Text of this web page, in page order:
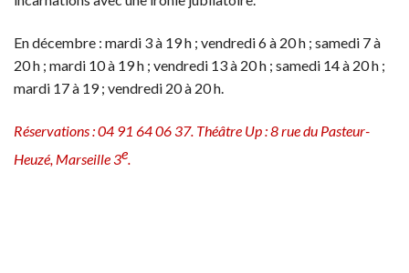
En décembre : mardi 3 à 19 h ; vendredi 6 à 20 h ; samedi 7 à
20 h ; mardi 10 à 19 h ; vendredi 13 à 20 h ; samedi 14 à 20 h ;
mardi 17 à 19 ; vendredi 20 à 20 h.
Réservations : 04 91 64 06 37. Théâtre Up : 8 rue du Pasteur-
Heuzé, Marseille 3e